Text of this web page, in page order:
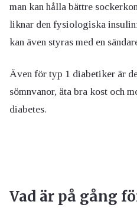
man kan hålla bättre
liknar den fysiologiska
kan även styras med en
Även för typ 1 diabetiker är
sömnvanor, äta bra kost och
diabetes.
Vad är på gång